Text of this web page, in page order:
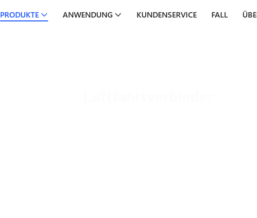
PRODUKTE ANWENDUNG KUNDENSERVICE FALL